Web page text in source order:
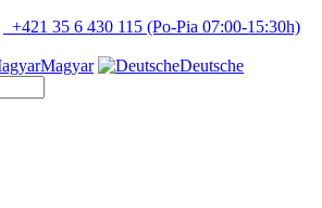
+421 35 6 430 115 (Po-Pia 07:00-15:30h)
Magyar Deutsche